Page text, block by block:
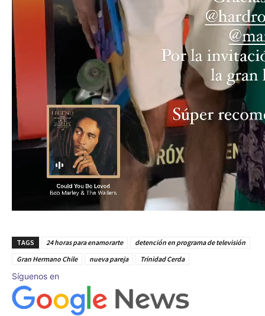
TAGS 24 horas para enamorarte
detención en programa de televisión
Gran Hermano Chile
nueva pareja Trinidad Cerda
Síguenos en